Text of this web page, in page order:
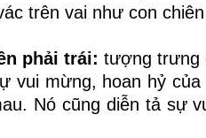
trên vai như con
phải trái:tượng trưng
vui mừng, hoan hỷ
Nó cũng diễn tả sự